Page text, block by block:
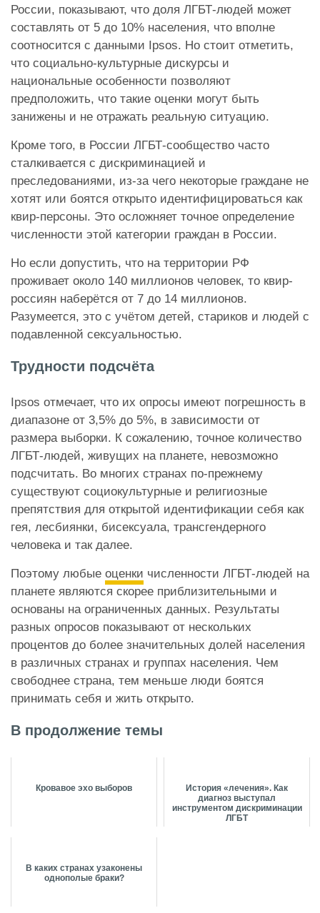
России, показывают, что доля ЛГБТ-людей может
составлять от 5 до 10% населения, что вполне
соотносится с данными Ipsos. Но стоит отметить,
что социально-культурные дискурсы и
национальные особенности позволяют
предположить, что такие оценки могут быть
занижены и не отражать реальную ситуацию.
Кроме того, в России ЛГБТ-сообщество часто
сталкивается с дискриминацией и
преследованиями, из-за чего некоторые граждане не
хотят или боятся открыто идентифицироваться как
квир-персоны. Это осложняет точное определение
численности этой категории граждан в России.
Но если допустить, что на территории РФ
проживает около 140 миллионов человек, то квир-
россиян наберётся от 7 до 14 миллионов.
Разумеется, это с учётом детей, стариков и людей с
подавленной сексуальностью.
Трудности подсчёта
Ipsos отмечает, что их опросы имеют погрешность в
диапазоне от 3,5% до 5%, в зависимости от
размера выборки. К сожалению, точное количество
ЛГБТ-людей, живущих на планете, невозможно
подсчитать. Во многих странах по-прежнему
существуют социокультурные и религиозные
препятствия для открытой идентификации себя как
гея, лесбиянки, бисексуала, трансгендерного
человека и так далее.
Поэтому любые оценки численности ЛГБТ-людей на
планете являются скорее приблизительными и
основаны на ограниченных данных. Результаты
разных опросов показывают от нескольких
процентов до более значительных долей населения
в различных странах и группах населения. Чем
свободнее страна, тем меньше люди боятся
принимать себя и жить открыто.
В продолжение темы
Кровавое эхо выборов
История «лечения». Как
диагноз выступал
инструментом дискриминации
ЛГБТ
В каких странах узаконены
однополые браки?